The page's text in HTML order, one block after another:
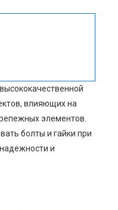
влияющих на
элементов.
болты и гайки при
и